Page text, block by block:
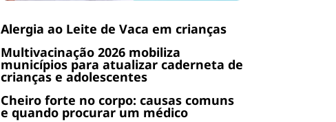
Alergia ao Leite de Vaca em crianças
Multivacinação 2026 mobiliza
municípios para atualizar caderneta de
crianças e adolescentes
Cheiro forte no corpo: causas comuns
e quando procurar um médico